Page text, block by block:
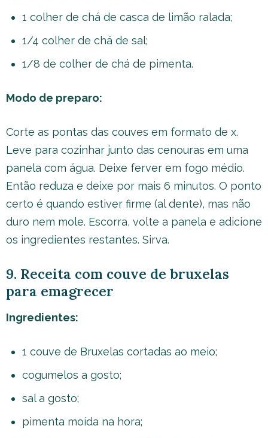
1 colher de chá de casca de limão ralada;
1/4 colher de chá de sal;
1/8 de colher de chá de pimenta.
Modo de preparo:
Corte as pontas das couves em formato de x.
Leve para cozinhar junto das cenouras em uma
panela com água. Deixe ferver em fogo médio.
Então reduza e deixe por mais 6 minutos. O ponto
certo é quando estiver firme (al dente), mas não
duro nem mole. Escorra, volte a panela e adicione
os ingredientes restantes. Sirva.
9. Receita com couve de bruxelas
para emagrecer
Ingredientes:
1 couve de Bruxelas cortadas ao meio;
cogumelos a gosto;
sal a gosto;
pimenta moída na hora;